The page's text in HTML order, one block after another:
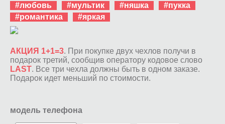
#любовь
#мультик #няшка
#пукка
#романтика
#яркая
АКЦИЯ 1+1=3. При покупке двух чехлов получи в
подарок третий, сообщив оператору кодовое слово
LAST. Все три чехла должны быть в одном заказе.
Подарок идет меньший по стоимости.
модель телефона